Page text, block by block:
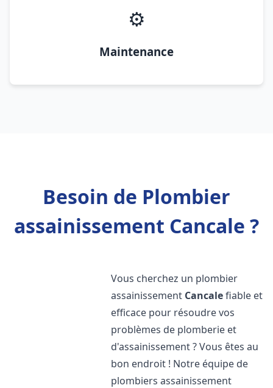
⚙️
Maintenance
Besoin de Plombier
assainissement Cancale ?
Vous cherchez un plombier
assainissement Cancalefiable et
efficace pour résoudre vos
problèmes de plomberie et
d'assainissement ? Vous êtes au
bon endroit ! Notre équipe de
plombiers assainissement